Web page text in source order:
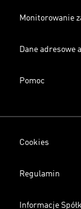
Monitorowanie
Dane adresowe
Pomoc
Cookies
Regulamin
Informacje